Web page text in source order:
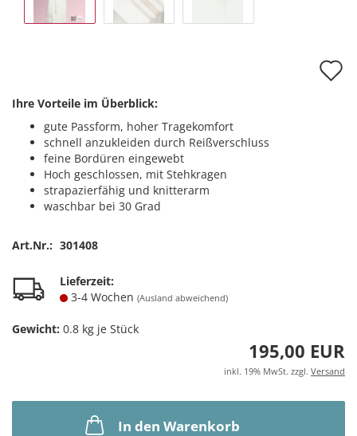
Ihre Vorteile im Überblick:
gute Passform, hoher Tragekomfort
schnell anzukleiden durch Reißverschluss
feine Bordüren eingewebt
Hoch geschlossen, mit Stehkragen
strapazierfähig und knitterarm
waschbar bei 30 Grad
Art.Nr.: 301408
Lieferzeit:
3-4 Wochen (Ausland abweichend)
Gewicht: 0.8 kg je Stück
195,00 EUR
inkl. 19% MwSt. zzgl. Versand
In den Warenkorb